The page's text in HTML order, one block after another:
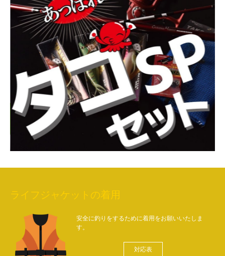
ライフジャケットの着用
安全に釣りをするために着用をお願いいたしま
す。
対応表